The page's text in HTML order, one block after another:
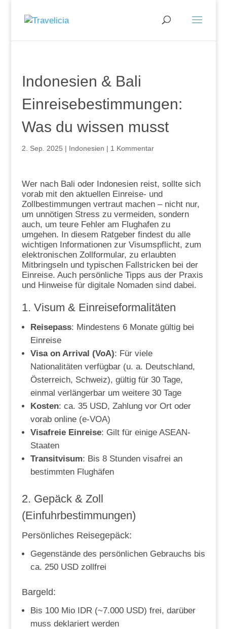
Indonesien & Bali
Einreisebestimmungen:
Was du wissen musst
2. Sep. 2025 | Indonesien | 1 Kommentar
Wer nach Bali oder Indonesien reist, sollte sich
vorab mit den aktuellen Einreise- und
Zollbestimmungen vertraut machen – nicht nur,
um unnötigen Stress zu vermeiden, sondern
auch, um teure Fehler am Flughafen zu
umgehen. In diesem Ratgeber findest du alle
wichtigen Informationen zur Visumspflicht, zum
elektronischen Zollformular, zu erlaubten
Mitbringseln und typischen Fallstricken bei der
Einreise. Auch persönliche Tipps aus der Praxis
und Hinweise für digitale Nomaden sind dabei.
1. Visum & Einreiseformalitäten
Reisepass: Mindestens 6 Monate gültig bei
Einreise
Visa on Arrival (VoA): Für viele
Nationalitäten verfügbar (u. a. Deutschland,
Österreich, Schweiz), gültig für 30 Tage,
einmal verlängerbar um weitere 30 Tage
Kosten: ca. 35 USD, Zahlung vor Ort oder
vorab online (e-VOA)
Visafreie Einreise: Gilt für einige ASEAN-
Staaten
Transitvisum: Bis 8 Stunden visafrei an
bestimmten Flughäfen
2. Gepäck & Zoll
(Einfuhrbestimmungen)
Persönliches Reisegepäck:
Gegenstände des persönlichen Gebrauchs bis
ca. 250 USD zollfrei
Bargeld:
Bis 100 Mio IDR (~7.000 USD) frei, darüber
muss deklariert werden